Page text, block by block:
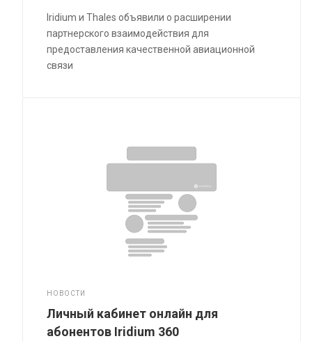
Iridium и Thales объявили о расширении
партнерского взаимодействия для
предоставления качественной авиационной
связи
НОВОСТИ
Личный кабинет онлайн для
абонентов Iridium 360